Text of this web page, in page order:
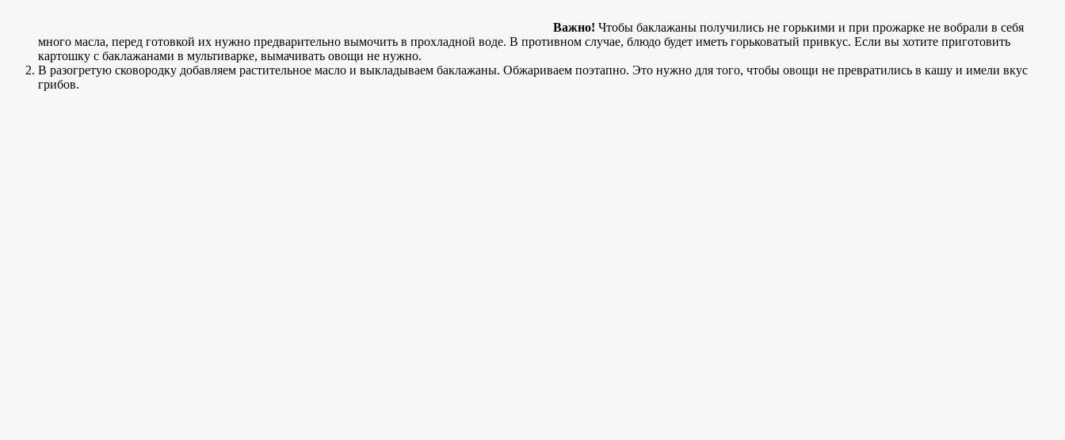
Важно! Чтобы баклажаны получились не горькими и при прожарке не вобрали в себя
много масла, перед готовкой их нужно предварительно вымочить в прохладной воде. В противном случае, блюдо будет иметь горьковатый привкус. Если вы хотите приготовить
картошку с баклажанами в мультиварке, вымачивать овощи не нужно.
В разогретую сковородку добавляем растительное масло и выкладываем баклажаны. Обжариваем поэтапно. Это нужно для того, чтобы овощи не превратились в кашу и имели вкус
грибов.